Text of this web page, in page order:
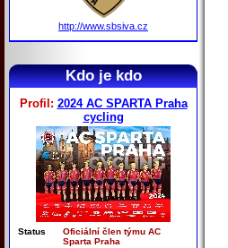
http://www.sbsiva.cz
Kdo je kdo
Profil: 2024 AC SPARTA Praha
cycling
Status
Oficiální člen týmu AC
Sparta Praha